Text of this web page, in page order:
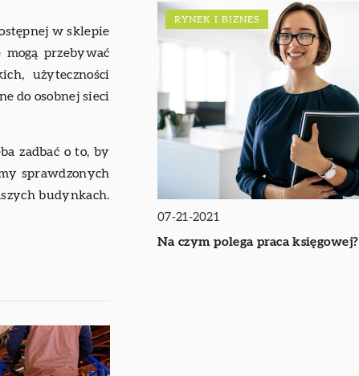
w sklepie
przebywać
użyteczności
do osobnej sieci
zadbać o to, by
sprawdzonych
budynkach.
RYNEK I BIZNES
07-21-2021
Na czym polega praca księgowej?